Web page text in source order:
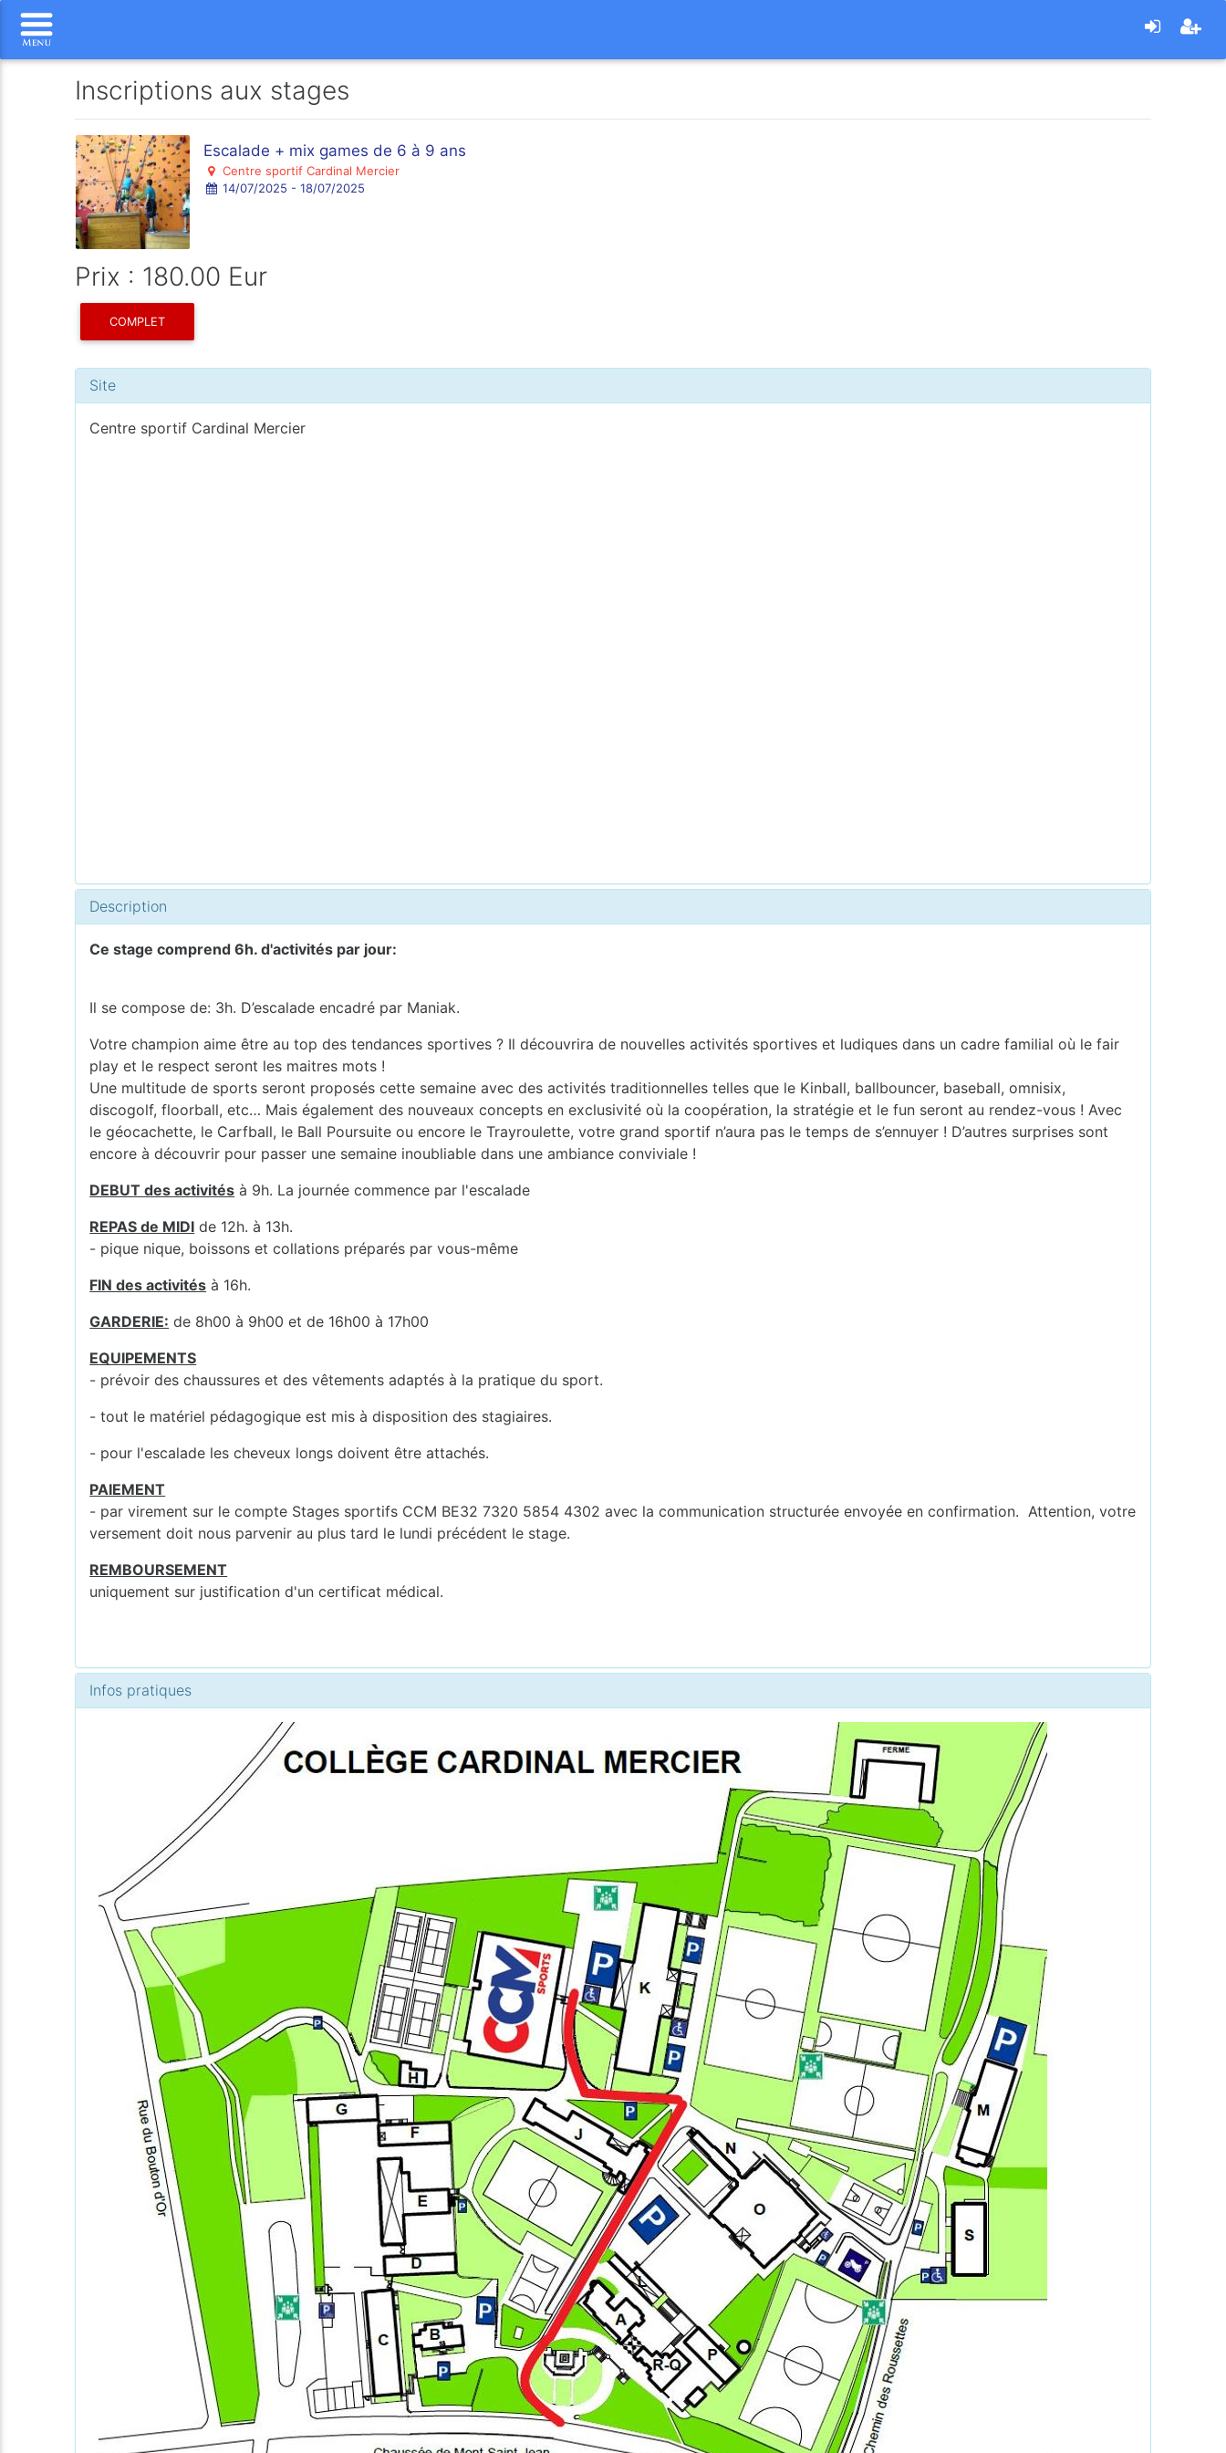
Inscriptions aux stages
Escalade + mix games de 6 à 9 ans
Centre sportif Cardinal Mercier
14/07/2025 - 18/07/2025
Prix : 180.00 Eur
COMPLET
Site
Centre sportif Cardinal Mercier
Description
Ce stage comprend 6h. d'activités par jour:
Il se compose de: 3h. D’escalade encadré par Maniak.
Votre champion aime être au top des tendances sportives ? Il découvrira de nouvelles activités sportives et ludiques dans un cadre familial où le fair
play et le respect seront les maitres mots !
Une multitude de sports seront proposés cette semaine avec des activités traditionnelles telles que le Kinball, ballbouncer, baseball, omnisix,
discogolf, floorball, etc… Mais également des nouveaux concepts en exclusivité où la coopération, la stratégie et le fun seront au rendez-vous ! Avec
le géocachette, le Carfball, le Ball Poursuite ou encore le Trayroulette, votre grand sportif n’aura pas le temps de s’ennuyer ! D’autres surprises sont
encore à découvrir pour passer une semaine inoubliable dans une ambiance conviviale !
DEBUT des activités à 9h. La journée commence par l'escalade
REPAS de MIDI de 12h. à 13h.
- pique nique, boissons et collations préparés par vous-même
FIN des activités à 16h.
GARDERIE: de 8h00 à 9h00 et de 16h00 à 17h00
EQUIPEMENTS
- prévoir des chaussures et des vêtements adaptés à la pratique du sport.
- tout le matériel pédagogique est mis à disposition des stagiaires.
- pour l'escalade les cheveux longs doivent être attachés.
PAIEMENT
- par virement sur le compte Stages sportifs CCM BE32 7320 5854 4302 avec la communication structurée envoyée en confirmation. Attention, votre
versement doit nous parvenir au plus tard le lundi précédent le stage.
REMBOURSEMENT
uniquement sur justification d'un certificat médical.
Infos pratiques